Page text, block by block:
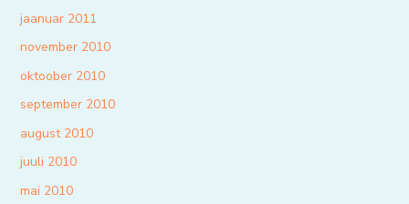
jaanuar 2011
november 2010
oktoober 2010
september 2010
august 2010
juuli 2010
mai 2010